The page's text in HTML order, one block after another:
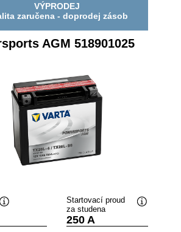
VÝPRODEJ
zaručena - doprodej zásob
AGM 518901025
Startovací proud
za studena
250 A